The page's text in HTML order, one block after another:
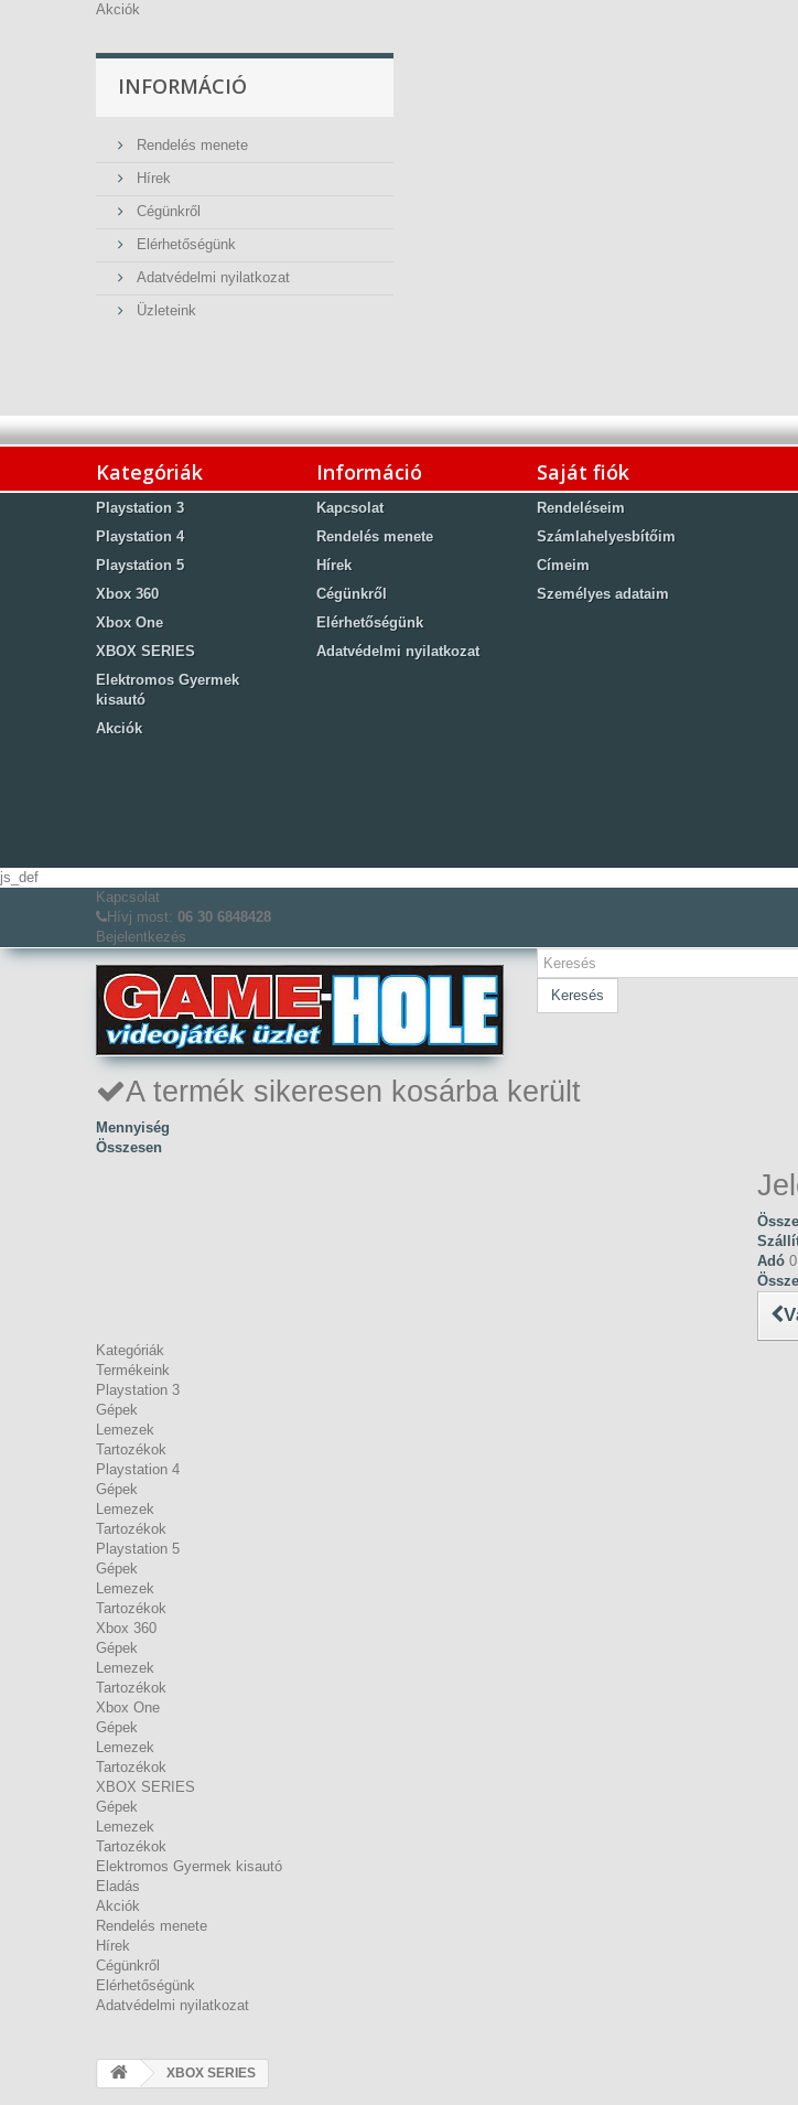
Akciók
INFORMÁCIÓ
Rendelés menete
Hírek
Cégünkről
Elérhetőségünk
Adatvédelmi nyilatkozat
Üzleteink
Kategóriák
Playstation 3
Playstation 4
Playstation 5
Xbox 360
Xbox One
XBOX SERIES
Elektromos Gyermek
kisautó
Akciók
Információ
Kapcsolat
Rendelés menete
Hírek
Cégünkről
Elérhetőségünk
Adatvédelmi nyilatkozat
Saját fiók
Rendeléseim
Számlahelyesbítőim
Címeim
Személyes adataim
js_def
Kapcsolat
Hívj most: 06 30 6848428
Bejelentkezés
Keresés
A termék sikeresen kosárba került
Mennyiség
Összesen
Adó
Kategóriák
Termékeink
Playstation 3
Gépek
Lemezek
Tartozékok
Playstation 4
Gépek
Lemezek
Tartozékok
Playstation 5
Gépek
Lemezek
Tartozékok
Xbox 360
Gépek
Lemezek
Tartozékok
Xbox One
Gépek
Lemezek
Tartozékok
XBOX SERIES
Gépek
Lemezek
Tartozékok
Elektromos Gyermek kisautó
Eladás
Akciók
Rendelés menete
Hírek
Cégünkről
Elérhetőségünk
Adatvédelmi nyilatkozat
XBOX SERIES